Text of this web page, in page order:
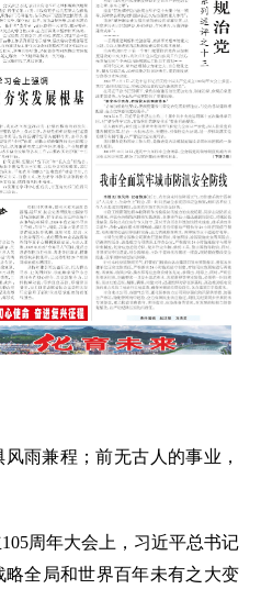
雨兼程；前无古人的事业，
周年大会上，习近平总书记
全局和世界百年未有之大变